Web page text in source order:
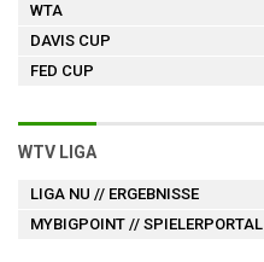
WTA
DAVIS CUP
FED CUP
WTV LIGA
LIGA NU // ERGEBNISSE
MYBIGPOINT // SPIELERPORTAL